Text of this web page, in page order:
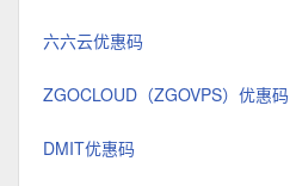
六六云优惠码
ZGOCLOUD（ZGOVPS）优惠码
DMIT优惠码